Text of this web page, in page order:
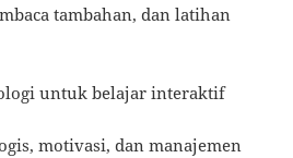
tambahan, dan latihan
untuk belajar interaktif
motivasi, dan manajemen